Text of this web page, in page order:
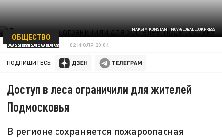
MAKSIM KONSTANTINOV/GLOBALLOOKPRESS
ОБЩЕСТВО
КАРИНА РОМАНОВА 02 ИЮЛЯ 20:04
ПОДПИШИТЕСЬ:
Доступ в леса ограничили для жителей
Подмосковья
В регионе сохраняется пожароопасная